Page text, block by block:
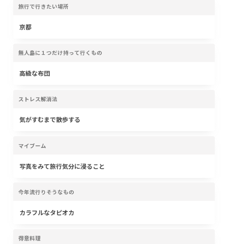
旅行で行きたい場所
京都
無人島に１つだけ持って行くもの
高級な布団
ストレス解消法
気がすむまで散歩する
マイブーム
写真をみて旅行気分に浸ること
今年流行りそうなもの
カラフルなタピオカ
得意料理